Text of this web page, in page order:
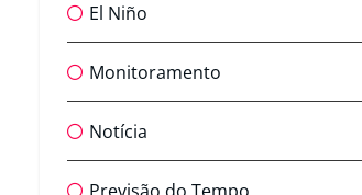
El Niño
Monitoramento
Notícia